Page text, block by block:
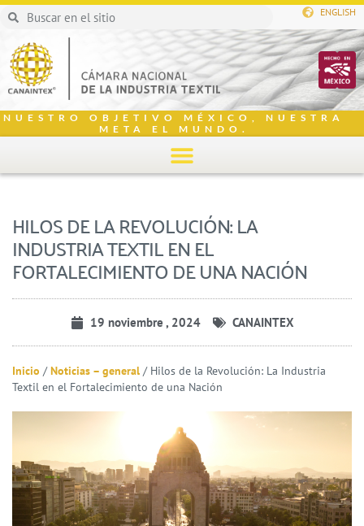
ENGLISH
NUESTRO OBJETIVO MÉXICO, NUESTRA
META EL MUNDO.
HILOS DE LA REVOLUCIÓN: LA
INDUSTRIA TEXTIL EN EL
FORTALECIMIENTO DE UNA NACIÓN
19 noviembre , 2024 CANAINTEX
Inicio /Noticias – general / Hilos de la Revolución: La Industria
Textil en el Fortalecimiento de una Nación